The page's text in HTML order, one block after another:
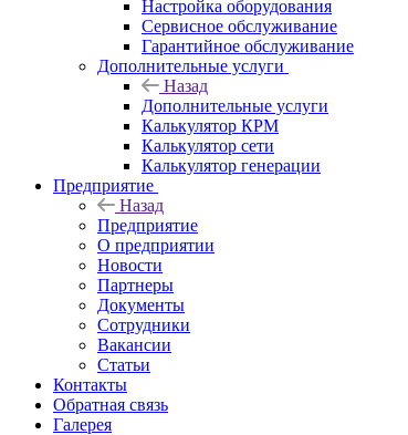
Настройка оборудования
Сервисное обслуживание
Гарантийное обслуживание
Дополнительные услуги
Назад
Дополнительные услуги
Калькулятор КРМ
Калькулятор сети
Калькулятор генерации
Предприятие
Назад
Предприятие
О предприятии
Новости
Партнеры
Документы
Сотрудники
Вакансии
Статьи
Контакты
Обратная связь
Галерея